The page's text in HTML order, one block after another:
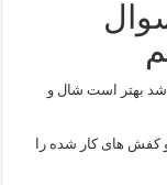
بهتر است شال و
های کار شده را